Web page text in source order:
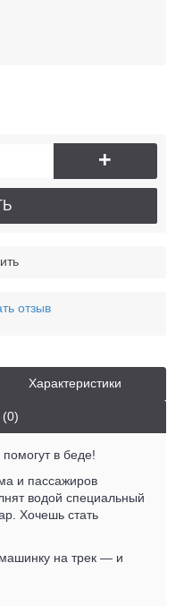
+
отзыв
Характеристики
(0)
в беде!
и пассажиров
водой специальный
Хочешь стать
на трек — и